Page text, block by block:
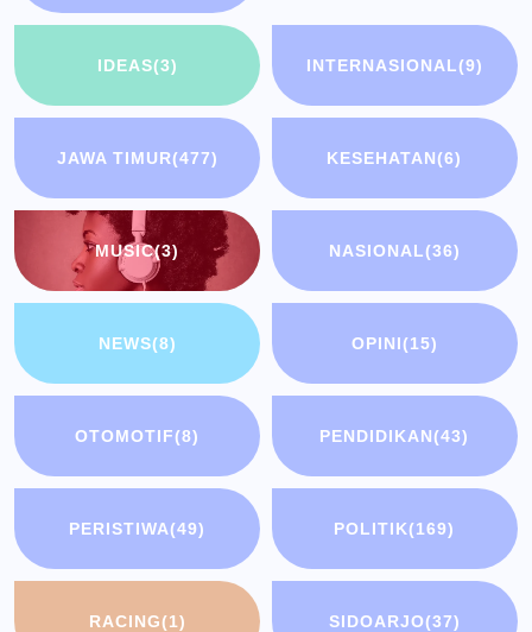
IDEAS(3) INTERNASIONAL(9)
JAWA TIMUR(477) KESEHATAN(6)
MUSIC(3) NASIONAL(36)
NEWS(8) OPINI(15)
OTOMOTIF(8) PENDIDIKAN(43)
PERISTIWA(49) POLITIK(169)
RACING(1) SIDOARJO(37)